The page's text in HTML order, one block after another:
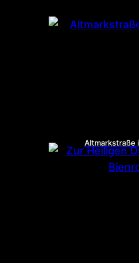
Altmarkstraße